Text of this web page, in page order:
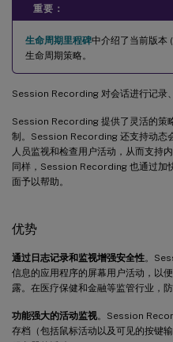
重要：
生命周期里程碑中介绍了当前版本
生命周期策略。
Session Recording 对会话进行记录
Session Recording 提供了灵活的策
制。Session Recording 还支持动态
人员监视和检查用户活动，从而支持
同样，Session Recording 也通过加
面予以帮助。
优势
通过日志记录和监视增强安全性。
信息的应用程序的屏幕用户活动，以
露。在医疗保健和金融等监管行业，
功能强大的活动监视。Session
存档（包括鼠标活动以及可见的按键